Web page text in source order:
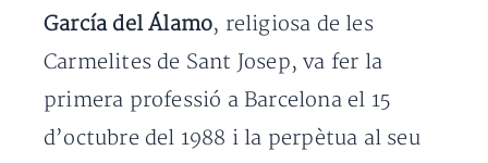
García del Álamo, religiosa de les
Carmelites de Sant Josep, va fer la
primera professió a Barcelona el 15
d’octubre del 1988 i la perpètua al seu